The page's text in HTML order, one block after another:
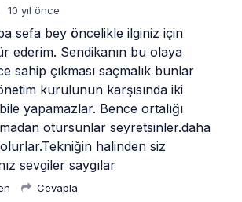
10 yıl önce
sefa bey öncelikle ilginiz için
ederim. Sendikanın bu olaya
sahip çıkması saçmalık bunlar
kurulunun karşısında iki
yapamazlar. Bence ortalığı
otursunlar seyretsinler.daha
halinden siz
sevgiler saygılar
Cevapla